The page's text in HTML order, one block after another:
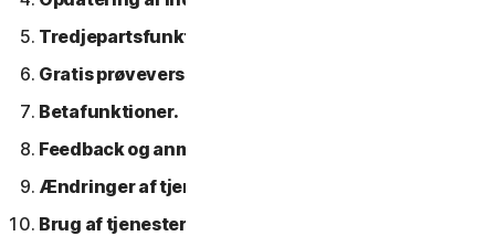
Tredjepartsfunktioner eller -indhold.
Gratis prøveversioner.
Betafunktioner.
Feedback og anmeldelser.
Ændringer af tjenesterne.
Brug af tjenester over et netværk.